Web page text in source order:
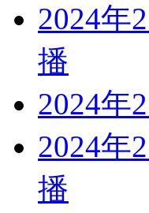
2024年
播
2024年
2024年
播